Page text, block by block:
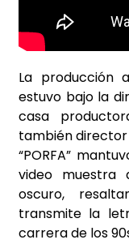
La producción
estuvo bajo la
casa
también director
“PORFA”
video
oscuro,
transmite la
carrera de los